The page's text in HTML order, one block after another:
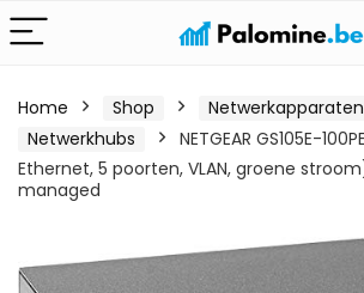
Home Shop
Netwerkapparaten
Netwerkhubs
NETGEAR GS105E-
Ethernet, 5 poorten, VLAN, groene
managed